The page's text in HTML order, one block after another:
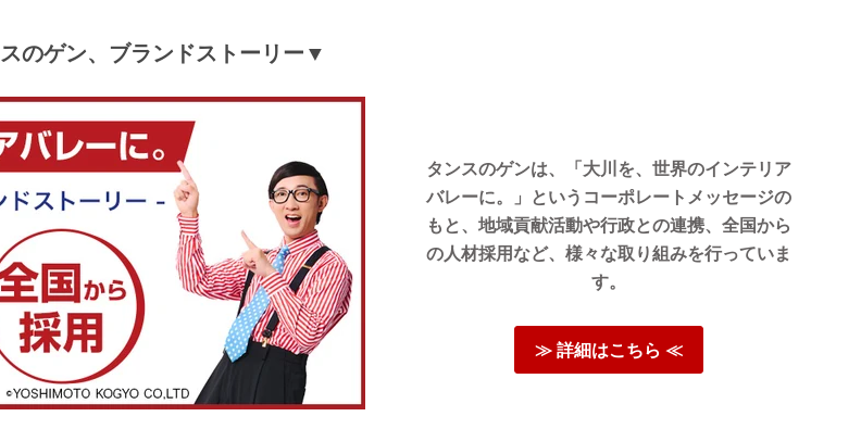
し時間がかかるとのことで、今すぐ欲しかったので在庫の
ージュにしました。
ンスのゲンが返信しました
度はタンスのゲンをご利用いただき誠にありがとうござ
す。無事に商品をお届けできたようで安心いたしまし
また、商品の生地につきまして、ご満足いただけたよう
しく思います。何か商品でご不明な点などございました
お気軽に当店までお問い合わせください。今後もお客様
満足いただける商品・サービスの提供に努めてまいりま
で、引き続きタンスのゲンをどうぞよろしくお願いいた
す。
のゲン、ブランドストーリー▼
タンスのゲンは、「大川を、世界のインテリア
バレーに。」というコーポレートメッセージの
もと、地域貢献活動や行政との連携、全国から
の人材採用など、様々な取り組みを行っていま
す。
≫ 詳細はこちら ≪